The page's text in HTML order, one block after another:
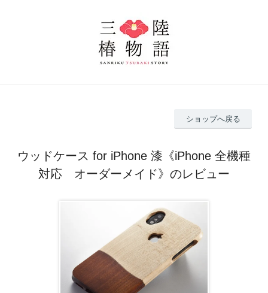
ショップへ戻る
ウッドケース for iPhone 漆《iPhone 全機種
対応 オーダーメイド》のレビュー